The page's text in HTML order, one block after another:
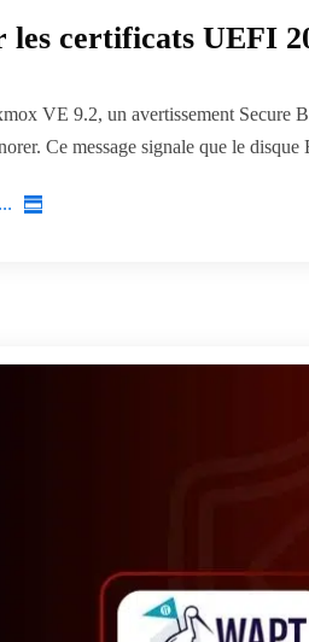
les certificats UEFI
VE 9.2, un avertissement Secure
Ce message signale que le disque